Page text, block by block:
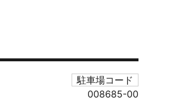
駐車場コード
008685-00